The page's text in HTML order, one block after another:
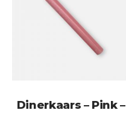
Dinerkaars – Pink –